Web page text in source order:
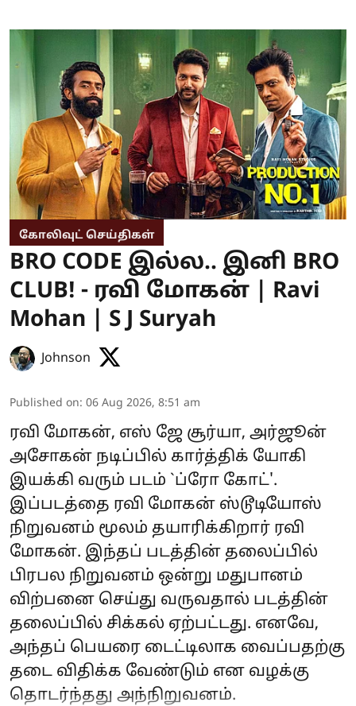
கோலிவுட் செய்திகள்
BRO CODE இல்ல.. இனி BRO
CLUB! - ரவி மோகன் | Ravi
Mohan | S J Suryah
Johnson
Published on: 06 Aug 2026, 8:51 am
ரவி மோகன், எஸ் ஜே சூர்யா, அர்ஜூன்
அசோகன் நடிப்பில் கார்த்திக் யோகி
இயக்கி வரும் படம் `ப்ரோ கோட்'.
இப்படத்தை ரவி மோகன் ஸ்டூடியோஸ்
நிறுவனம் மூலம் தயாரிக்கிறார் ரவி
மோகன். இந்தப் படத்தின் தலைப்பில்
பிரபல நிறுவனம் ஒன்று மதுபானம்
விற்பனை செய்து வருவதால் படத்தின்
தலைப்பில் சிக்கல் ஏற்பட்டது. எனவே,
அந்தப் பெயரை டைட்டிலாக வைப்பதற்கு
தடை விதிக்க வேண்டும் என வழக்கு
தொடர்ந்தது அந்நிறுவனம்.